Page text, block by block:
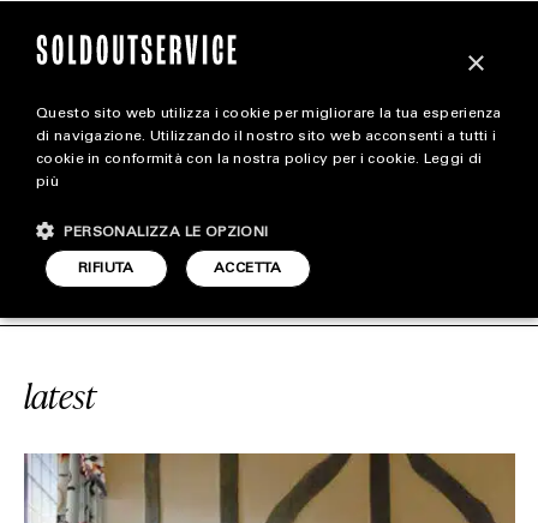
magazine
STYLE
FOOTWEAR
#LEONE SOLDOUTSERVICE
latest
×
Questo sito web utilizza i cookie per migliorare la tua esperienza
di navigazione. Utilizzando il nostro sito web acconsenti a tutti i
cookie in conformità con la nostra policy per i cookie. Leggi di
più
ACCETTA
RIFIUTA
PERSONALIZZA LE OPZIONI